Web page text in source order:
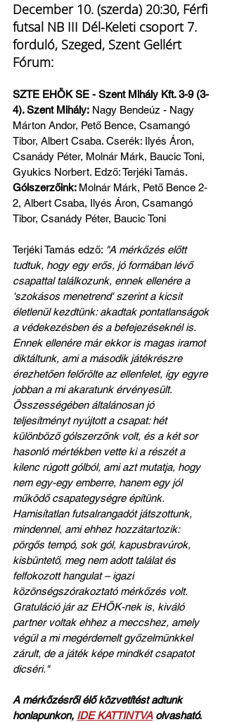
December 10. (szerda) 20:30, Férfi
futsal NB III Dél-Keleti csoport 7.
forduló, Szeged, Szent Gellért
Fórum:
SZTE EHÖK SE - Szent Mihály Kft. 3-9 (3-
4). Szent Mihály: Nagy Bendeúz - Nagy
Márton Andor, Pető Bence, Csamangó
Tibor, Albert Csaba. Cserék: Ilyés Áron,
Csanády Péter, Molnár Márk, Baucic Toni,
Gyukics Norbert. Edző: Terjéki Tamás.
Gólszerzőink: Molnár Márk, Pető Bence 2-
2, Albert Csaba, Ilyés Áron, Csamangó
Tibor, Csanády Péter, Baucic Toni
Terjéki Tamás edző: "A mérkőzés előtt
tudtuk, hogy egy erős, jó formában lévő
csapattal találkozunk, ennek ellenére a
'szokásos menetrend' szerint a kicsit
életlenül kezdtünk: akadtak pontatlanságok
a védekezésben és a befejezéseknél is.
Ennek ellenére már ekkor is magas iramot
diktáltunk, ami a második játékrészre
érezhetően felőrölte az ellenfelet, így egyre
jobban a mi akaratunk érvényesült.
Összességében általánosan jó
teljesítményt nyújtott a csapat: hét
különböző gólszerzőnk volt, és a két sor
hasonló mértékben vette ki a részét a
kilenc rúgott gólból, ami azt mutatja, hogy
nem egy-egy emberre, hanem egy jól
működő csapategységre építünk.
Hamisítatlan futsalrangadót játszottunk,
mindennel, ami ehhez hozzátartozik:
pörgős tempó, sok gól, kapusbravúrok,
kisbüntető, meg nem adott találat és
felfokozott hangulat – igazi
közönségszórakoztató mérkőzés volt.
Gratuláció jár az EHÖK-nek is, kiváló
partner voltak ehhez a meccshez, amely
végül a mi megérdemelt győzelmünkkel
zárult, de a játék képe mindkét csapatot
dicséri."
A mérkőzésről élő közvetítést adtunk
honlapunkon, IDE KATTINTVA olvasható.